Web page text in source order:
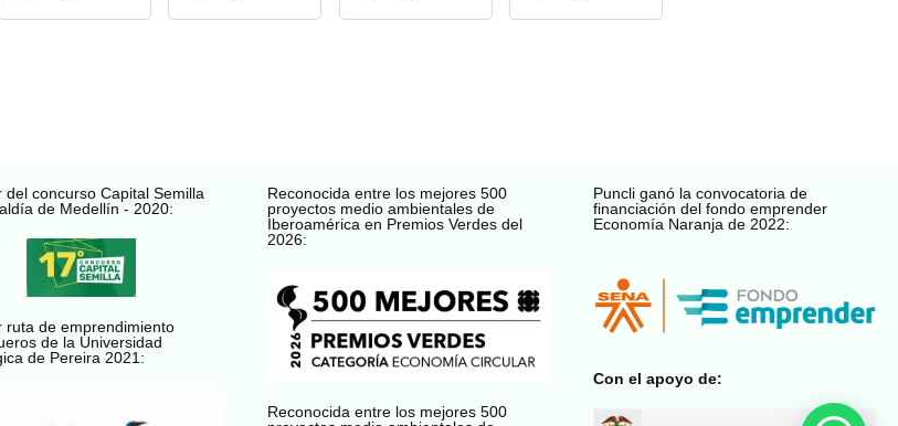
del concurso Capital Semilla
de Medellín - 2020:
ruta de emprendimiento
de la Universidad
de Pereira 2021:
Reconocida entre los mejores 500
proyectos medio ambientales de
Iberoamérica en Premios Verdes del
2026:
Reconocida entre los mejores 500
Puncli ganó la convocatoria de
financiación del fondo emprender
Economía Naranja de 2022:
Con el apoyo de: